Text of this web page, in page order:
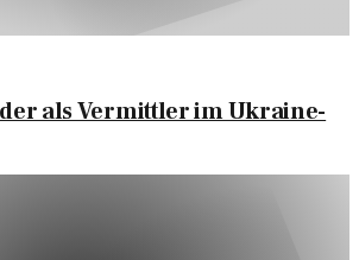
als Vermittler im Ukraine-